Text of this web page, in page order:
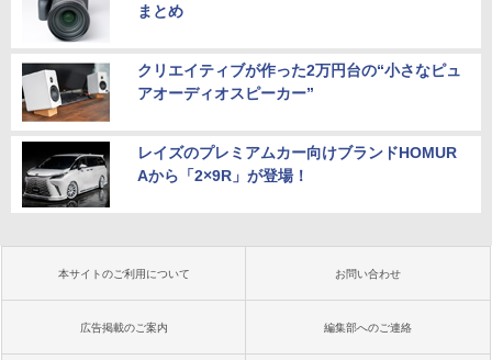
まとめ
クリエイティブが作った2万円台の“小さなピュ
アオーディオスピーカー”
レイズのプレミアムカー向けブランドHOMUR
Aから「2×9R」が登場！
本サイトのご利用について お問い合わせ
広告掲載のご案内 編集部へのご連絡